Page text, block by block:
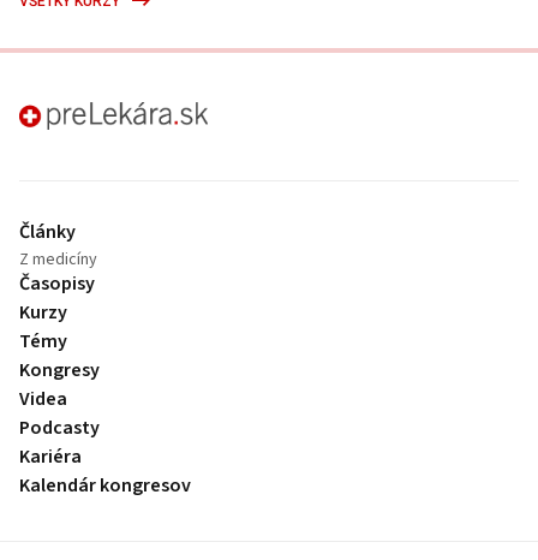
preLekára.sk
Články
Z medicíny
Časopisy
Kurzy
Témy
Kongresy
Videa
Podcasty
Kariéra
Kalendár kongresov